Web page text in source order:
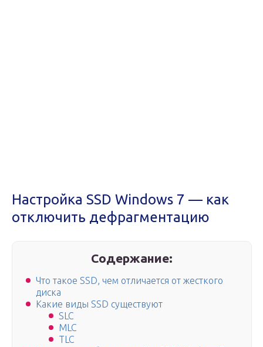
Настройка SSD Windows 7 — как
отключить дефрагментацию
Содержание:
Что такое SSD, чем отличается от жесткого
диска
Какие виды SSD существуют
SLC
MLC
TLC